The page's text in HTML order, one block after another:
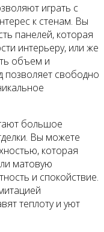
играть с
к стенам. Вы
панелей, которая
интерьеру, или же
объем и
позволяет свободно
большое
Вы можете
которая
матовую
и спокойствие.
теплоту и уют